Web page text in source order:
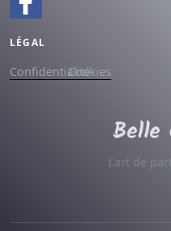
LÉGAL
ConfidentialitéCookies
L'art de